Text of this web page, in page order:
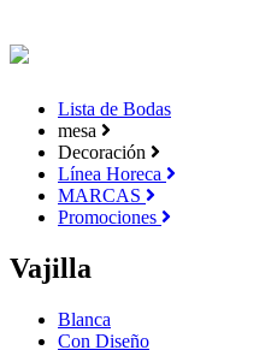
Lista de Bodas
mesa
Decoración
Línea Horeca
MARCAS
Promociones
Vajilla
Blanca
Con Diseño